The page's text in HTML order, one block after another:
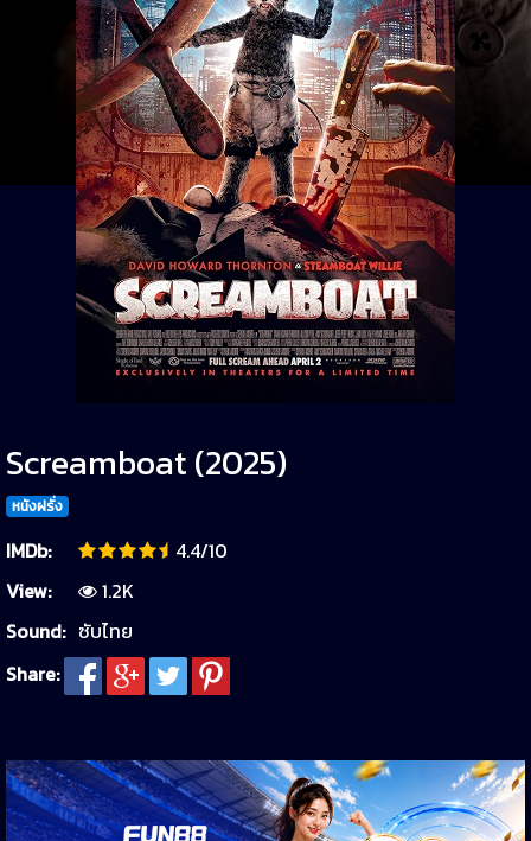
Screamboat (2025)
หนังฝรั่ง
IMDb:
4.4/10
View:
1.2K
Sound: ซับไทย
Share: